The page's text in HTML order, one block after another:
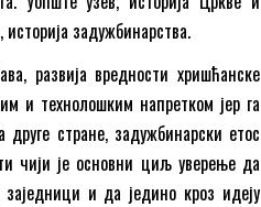
задужбинарства.
развија вредности хришћанске
и технолошким напретком јер га
стране, задужбинарски етос
чији је основни циљ уверење да
и да једино кроз идеју